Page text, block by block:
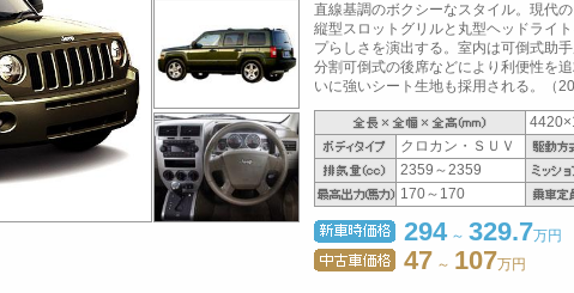
直線基調のボクシーなスタイル。現代
縦型スロットグリルと丸型ヘッドライ
プらしさを演出する。室内は可倒式助
分割可倒式の後席などにより利便性を
いに強いシート生地も採用される。（
クロカン・ＳＵＶ
2359～2359
170～170
294 ～ 329.7万円
47 ～ 107万円